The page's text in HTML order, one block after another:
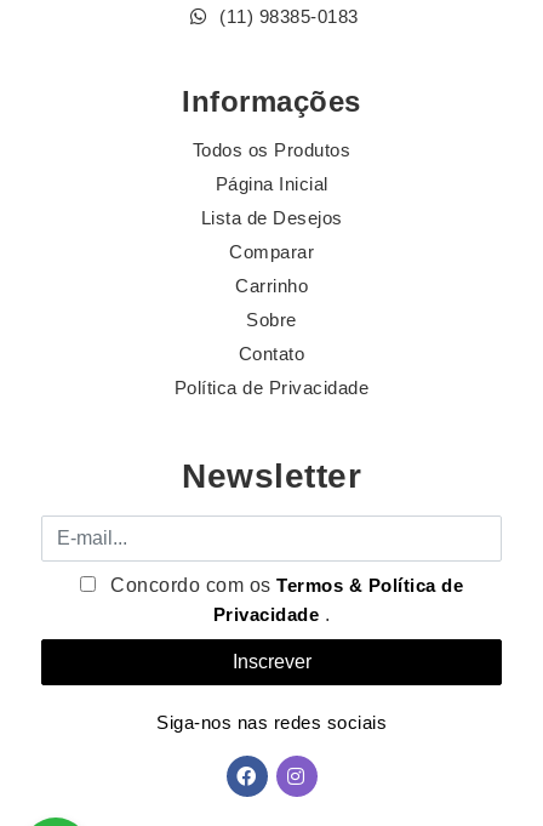
(11) 98385-0183
Informações
Todos os Produtos
Página Inicial
Lista de Desejos
Comparar
Carrinho
Sobre
Contato
Política de Privacidade
Newsletter
E-mail
Concordo com osTermos & Política de
Privacidade .
Siga-nos nas redes sociais